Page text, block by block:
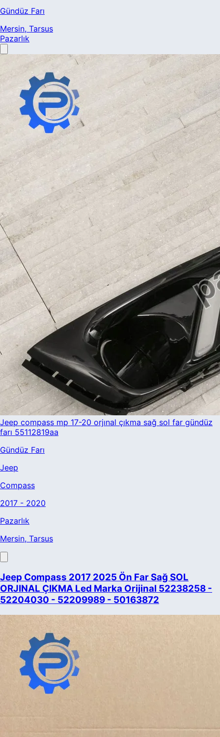
Gündüz Farı
Mersin, Tarsus
Pazarlık
Jeep compass mp 17-20 orjınal çıkma sağ sol far gündüz
farı 55112819aa
Gündüz Farı
Jeep
Compass
2017 - 2020
Pazarlık
Mersin, Tarsus
Jeep Compass 2017 2025 Ön Far Sağ SOL
ORJINAL ÇIKMA Led Marka Orijinal 52238258 -
52204030 - 52209989 - 50163872